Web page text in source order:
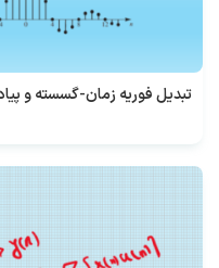
تبدیل فوریه زمان-گسسته و